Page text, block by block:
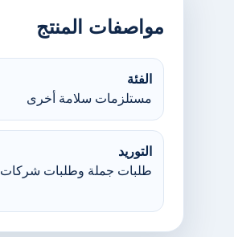
مواصفات المنتج
الفئة
مستلزمات سلامة أخرى
التوريد
طلبات جملة وطلبات شركات